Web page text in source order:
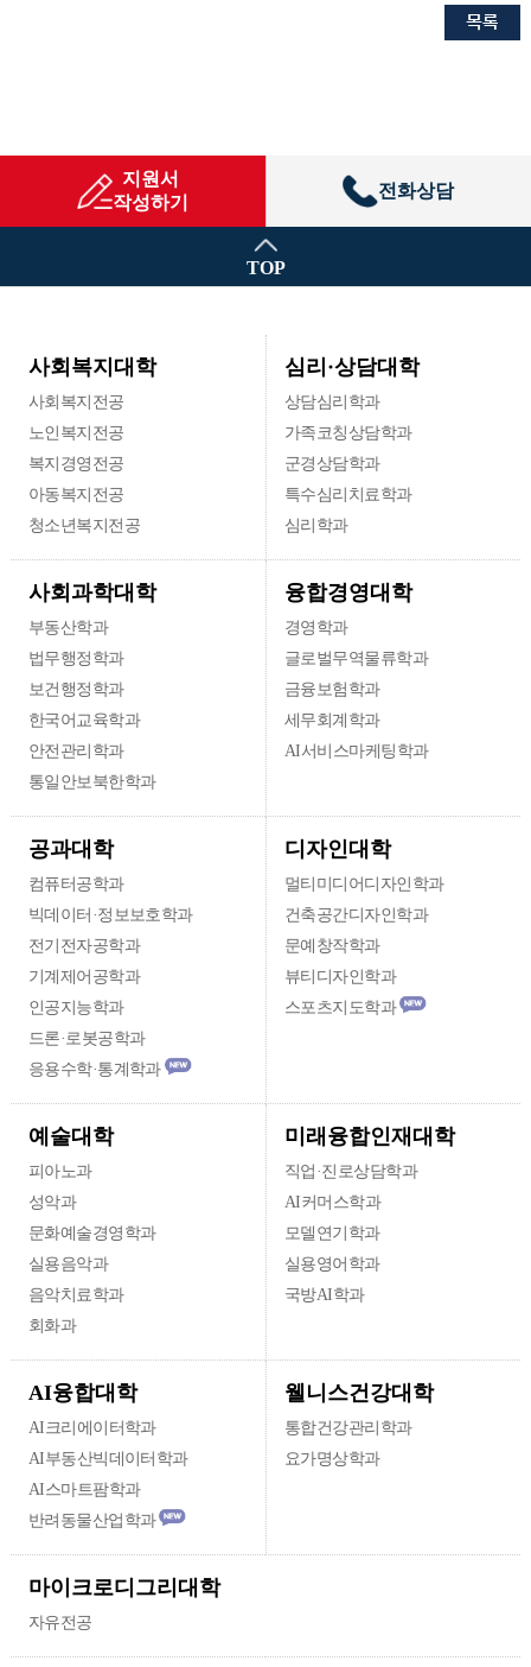
지원서
작성하기
전화상담
TOP
사회복지대학
사회복지전공
노인복지전공
복지경영전공
아동복지전공
청소년복지전공
심리·상담대학
상담심리학과
가족코칭상담학과
군경상담학과
특수심리치료학과
심리학과
사회과학대학
부동산학과
법무행정학과
보건행정학과
한국어교육학과
안전관리학과
통일안보북한학과
융합경영대학
경영학과
글로벌무역물류학과
금융보험학과
세무회계학과
AI서비스마케팅학과
공과대학
컴퓨터공학과
빅데이터·정보보호학과
전기전자공학과
기계제어공학과
인공지능학과
드론·로봇공학과
응용수학·통계학과
디자인대학
멀티미디어디자인학과
건축공간디자인학과
문예창작학과
뷰티디자인학과
스포츠지도학과
예술대학
피아노과
성악과
문화예술경영학과
실용음악과
음악치료학과
회화과
미래융합인재대학
직업·진로상담학과
AI커머스학과
모델연기학과
실용영어학과
국방AI학과
AI융합대학
AI크리에이터학과
AI부동산빅데이터학과
AI스마트팜학과
반려동물산업학과
웰니스건강대학
통합건강관리학과
요가명상학과
마이크로디그리대학
자유전공